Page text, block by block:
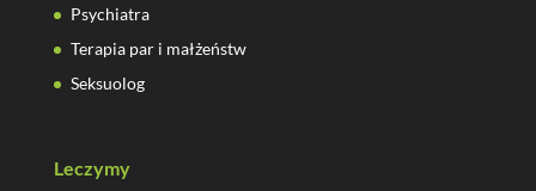
Psychiatra
Terapia par i małżeństw
Seksuolog
Leczymy